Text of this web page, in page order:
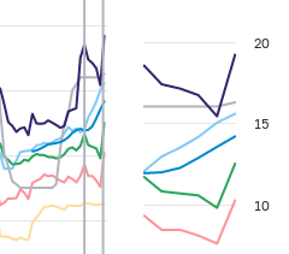
10
15
20